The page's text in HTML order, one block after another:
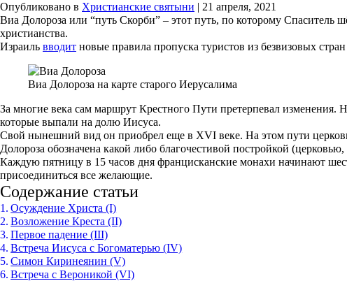
Опубликовано в Христианские святыни | 21 апреля, 2021
Виа Долороза или “путь Скорби” – этот путь, по которому Спаситель
христианства.
Израиль вводит новые правила пропуска туристов из безвизовых стран
Виа Долороза на карте старого Иерусалима
За многие века сам маршрут Крестного Пути претерпевал изменения.
которые выпали на долю Иисуса.
Свой нынешний вид он приобрел еще в XVI веке. На этом пути
Долороза обозначена какой либо благочестивой постройкой
Каждую пятницу в 15 часов дня францисканские монахи начинают
присоединиться все желающие.
Содержание статьи
Осуждение Христа (I)
Возложение Креста (II)
Первое падение (III)
Встреча Иисуса с Богоматерью (IV)
Симон Киринеянин (V)
Встреча с Вероникой (VI)